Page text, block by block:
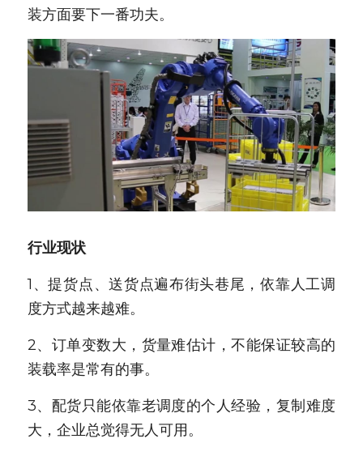
装方面要下一番功夫。
行业现状
1、提货点、送货点遍布街头巷尾，依靠人工调
度方式越来越难。
2、订单变数大，货量难估计，不能保证较高的
装载率是常有的事。
3、配货只能依靠老调度的个人经验，复制难度
大，企业总觉得无人可用。